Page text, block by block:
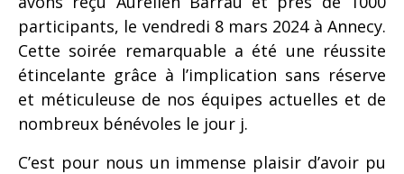
participants, le vendredi 8 mars 2024 à Annecy.
Cette soirée remarquable a été une réussite
étincelante grâce à l’implication sans réserve
et méticuleuse de nos équipes actuelles et de
nombreux bénévoles le jour j.
C’est pour nous un immense plaisir d’avoir pu